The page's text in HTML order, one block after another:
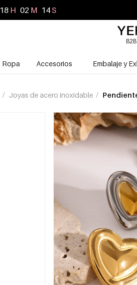
18 H 02 M 11S
Ropa Accesorios Embalaje y
/ Joyas de acero inoxidable /